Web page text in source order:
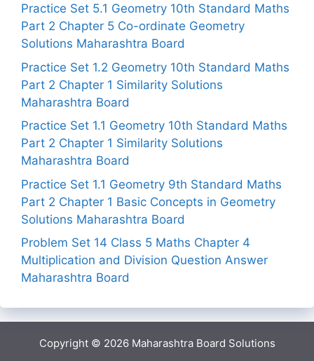
Practice Set 5.1 Geometry 10th Standard Maths
Part 2 Chapter 5 Co-ordinate Geometry
Solutions Maharashtra Board
Practice Set 1.2 Geometry 10th Standard Maths
Part 2 Chapter 1 Similarity Solutions
Maharashtra Board
Practice Set 1.1 Geometry 10th Standard Maths
Part 2 Chapter 1 Similarity Solutions
Maharashtra Board
Practice Set 1.1 Geometry 9th Standard Maths
Part 2 Chapter 1 Basic Concepts in Geometry
Solutions Maharashtra Board
Problem Set 14 Class 5 Maths Chapter 4
Multiplication and Division Question Answer
Maharashtra Board
Copyright © 2026 Maharashtra Board Solutions